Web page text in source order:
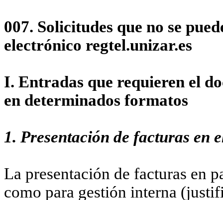
007. Solicitudes que no se
electrónico regtel.unizar.es
I. Entradas que requieren el
en determinados formatos
1. Presentación de facturas en
La presentación de facturas en
como para gestión interna